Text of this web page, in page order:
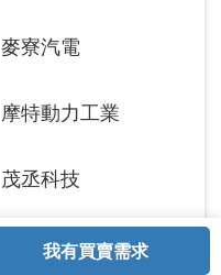
與我聯繫 會員中心
麥寮汽電
摩特動力工業
茂丞科技
麥寮工業區專用港管
我有買賣需求